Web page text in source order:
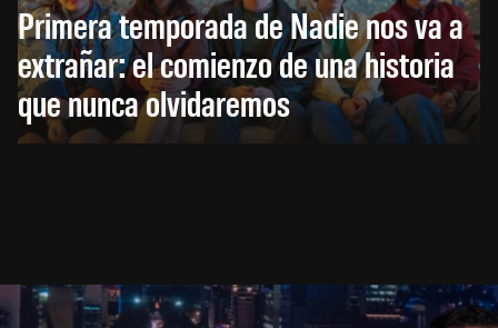
Primera temporada de Nadie nos va a
extrañar: el comienzo de una historia
que nunca olvidaremos